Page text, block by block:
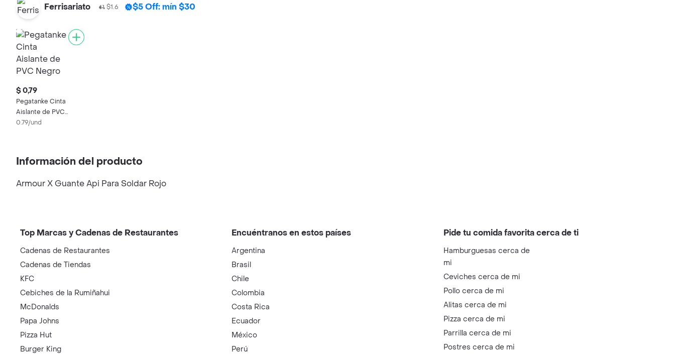
Ferrisariato $1.6 $5 Off: mín $30
$ 0,79
Pegatanke Cinta
Aislante de PVC
Negro
0.79/und
Información del producto
Armour X Guante Api Para Soldar Rojo
Top Marcas y Cadenas de Restaurantes
Cadenas de Restaurantes
Cadenas de Tiendas
KFC
Cebiches de la Rumiñahui
McDonalds
Papa Johns
Pizza Hut
Burger King
Encuéntranos en estos países
Argentina
Brasil
Chile
Colombia
Costa Rica
Ecuador
México
Perú
Pide tu comida favorita cerca de ti
Hamburguesas cerca de
mi
Ceviches cerca de mi
Pollo cerca de mi
Alitas cerca de mi
Pizza cerca de mi
Parrilla cerca de mi
Postres cerca de mi